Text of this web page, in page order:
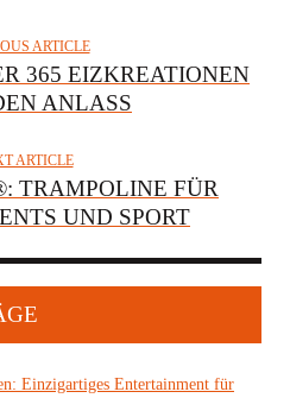
ARTICLE
365 EIZKREATIONEN
ANLASS
ARTICLE
TRAMPOLINE FÜR
UND SPORT
Einzigartiges Entertainment für